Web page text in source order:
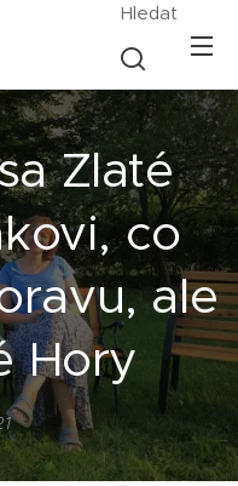
Hledat
Zlaté
co
ale
Hory